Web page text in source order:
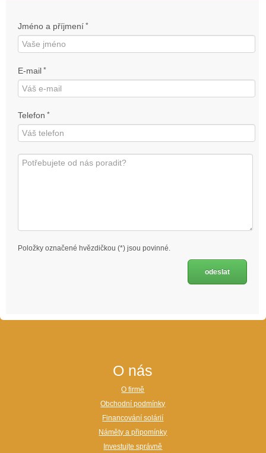
Jméno a příjmení *
E-mail *
Telefon *
Položky označené hvězdičkou (*) jsou povinné.
O nás
O firmě
Obchodní podmínky
Financování solárií
Náměty a připomínky
Investujte správně